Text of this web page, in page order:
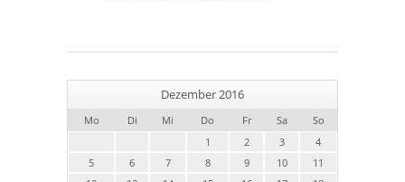
Dezember 2016
Mo Di Mi Do Fr Sa
So
1
2 3
4
5
6 7 8 9 10
11